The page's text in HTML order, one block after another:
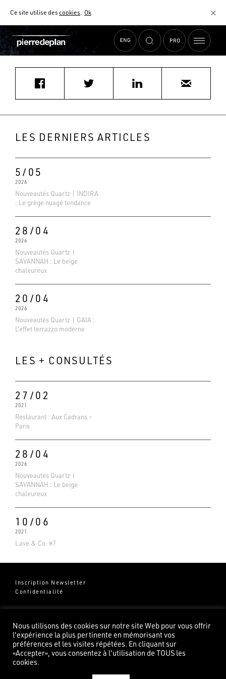
Ce site utilise descookies. Ok
AIDE AU CHOIX
Accueil Actualités CUISINELLA VILLENEUVE SUR LOT
LES DERNIERS ARTICLES
5/05
2026
Nouveautés Quartz | INDIRA
: Le grège nuagé tendance
28/04
2026
Nouveautés Quartz |
SAVANNAH : Le beige
chaleureux
20/04
2026
Nouveautés Quartz | GAIA :
L’effet terrazzo moderne
LES + CONSULTÉS
27/02
2021
Restaurant : Aux Cadrans –
Paris
28/04
2026
Nouveautés Quartz |
SAVANNAH : Le beige
chaleureux
10/06
2021
Lave & Co. #7
Inscription Newsletter
Confidentialité
Groupe Pierredeplan
82100 Castelsarrasin
Basé sur 138 avis
Nous utilisons des cookies sur notre site Web pour vous offrir
l'expérience la plus pertinente en mémorisant vos
préférences et les visites répétées. En cliquant sur
«Accepter», vous consentez à l'utilisation de TOUS les
cookies.